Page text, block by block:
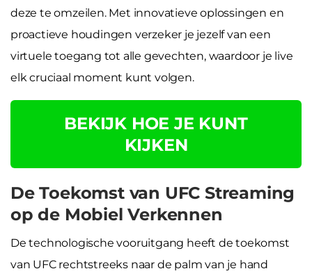
deze te omzeilen. Met innovatieve oplossingen en
proactieve houdingen verzeker je jezelf van een
virtuele toegang tot alle gevechten, waardoor je live
elk cruciaal moment kunt volgen.
BEKIJK HOE JE KUNT
KIJKEN
De Toekomst van UFC Streaming
op de Mobiel Verkennen
De technologische vooruitgang heeft de toekomst
van UFC rechtstreeks naar de palm van je hand